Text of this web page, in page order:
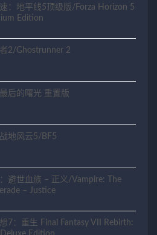
：地平线5顶级版/Forza Horizon 5
Edition
2/Ghostrunner 2
后的曙光 重置版
地风云5/BF5
避世血族 – 正义/Vampire: The
– Justice
7：重生 Final Fantasy VII Rebirth: